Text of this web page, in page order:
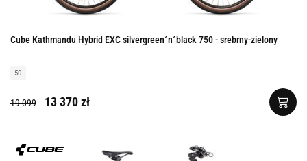
Cube Kathmandu Hybrid EXC silvergreen´n´black 750 - srebrny-zielony
50
19 099 13 370 zł